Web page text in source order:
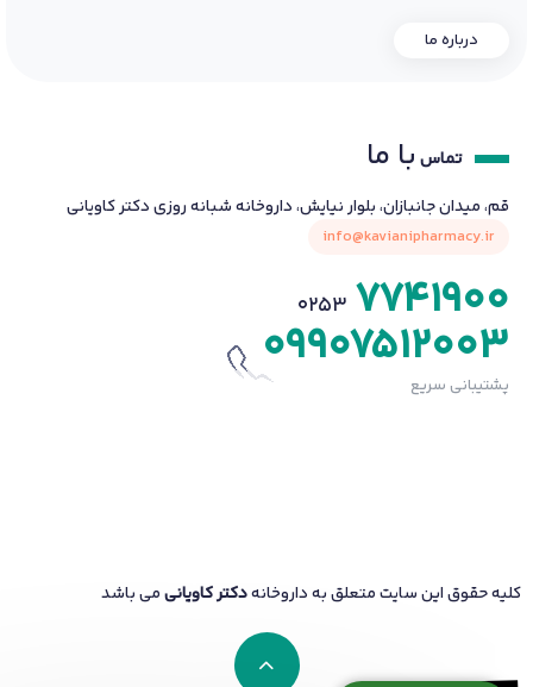
درباره ما
تماس با ما
قم، میدان جانبازان، بلوار نیایش، داروخانه شبانه روزی دکتر کاویانی
info@kavianipharmacy.ir
0253 7741900
09907512003
پشتیبانی سریع
کلیه حقوق این سایت متعلق به داروخانهدکتر کاویانیمی باشد